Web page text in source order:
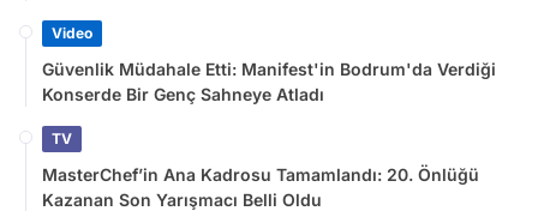
Video
Güvenlik Müdahale Etti: Manifest'in Bodrum'da Verdiği
Konserde Bir Genç Sahneye Atladı
TV
MasterChef’in Ana Kadrosu Tamamlandı: 20. Önlüğü
Kazanan Son Yarışmacı Belli Oldu